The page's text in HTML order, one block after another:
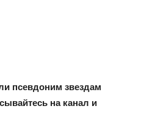
псевдоним звездам
на канал и